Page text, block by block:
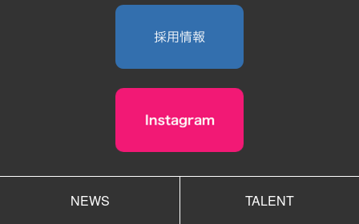
NEWS TALENT